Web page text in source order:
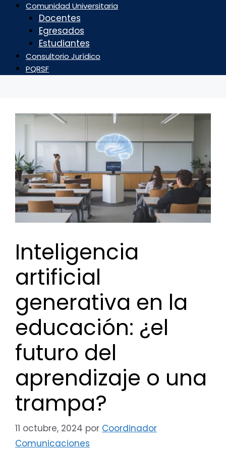
Comunidad Universitaria
Docentes
Egresados
Estudiantes
Consultorio Jurídico
PQRSF
Inteligencia
artificial
generativa en la
educación: ¿el
futuro del
aprendizaje o una
trampa?
11 octubre, 2024 por Coordinador
Comunicaciones